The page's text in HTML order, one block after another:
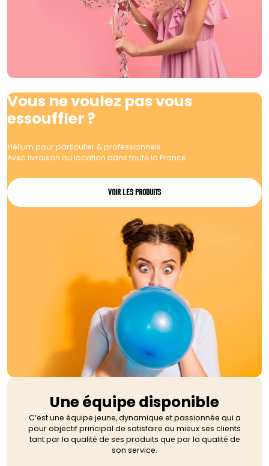
Vous ne voulez pas vous
essouffler ?
Hélium pour particulier & professionnels
Avec livraison ou location dans toute la France
VOIR LES PRODUITS
Une équipe disponible
C’est une équipe jeune, dynamique et passionnée qui a
pour objectif principal de satisfaire au mieux ses clients
tant par la qualité de ses produits que par la qualité de
son service.